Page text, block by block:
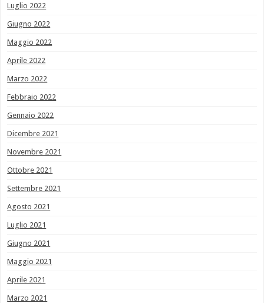
Luglio 2022
Giugno 2022
Maggio 2022
Aprile 2022
Marzo 2022
Febbraio 2022
Gennaio 2022
Dicembre 2021
Novembre 2021
Ottobre 2021
Settembre 2021
Agosto 2021
Luglio 2021
Giugno 2021
Maggio 2021
Aprile 2021
Marzo 2021